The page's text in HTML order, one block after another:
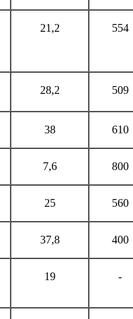
21,2 554
28,2 509
38 610
7,6 800
25 560
37,8 400
19 -